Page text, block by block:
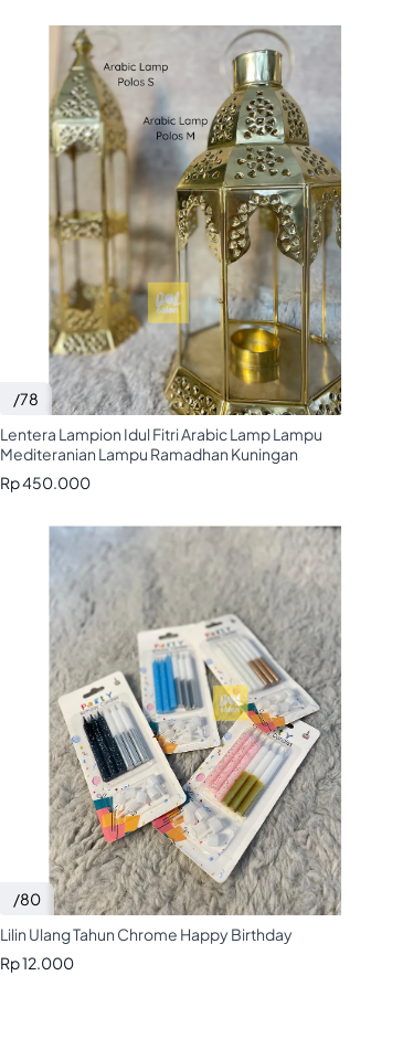
/78
Lentera Lampion Idul Fitri Arabic Lamp Lampu
Mediteranian Lampu Ramadhan Kuningan
Rp 450.000
/80
Lilin Ulang Tahun Chrome Happy Birthday
Rp 12.000